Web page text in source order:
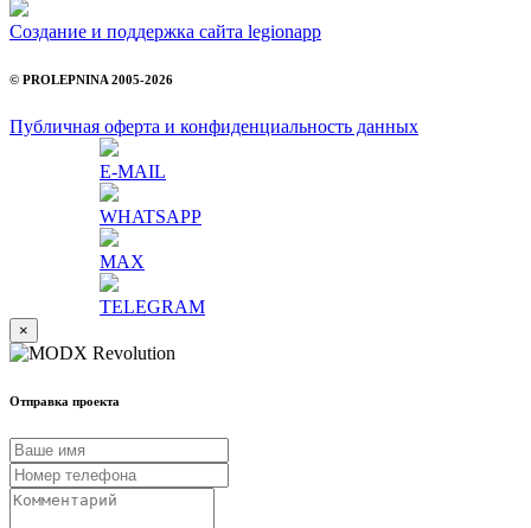
Создание и поддержка сайта legionapp
© PROLEPNINA 2005-2026
Публичная оферта и конфиденциальность данных
E-MAIL
WHATSAPP
MAX
TELEGRAM
×
Отправка проекта